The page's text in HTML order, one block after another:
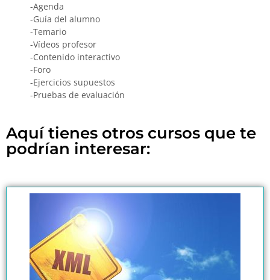
-Agenda
-Guía del alumno
-Temario
-Vídeos profesor
-Contenido interactivo
-Foro
-Ejercicios supuestos
-Pruebas de evaluación
Aquí tienes otros cursos que te
podrían interesar: